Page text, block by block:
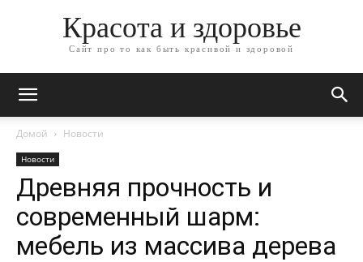
Красота и здоровье
Сайт про то как быть красивой и здоровой
Домой Новости
Новости
Древняя прочность и
современный шарм:
мебель из массива дерева